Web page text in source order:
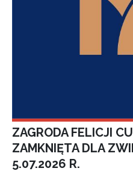
ZAGRODA FELICJI
ZAMKNIĘTA DLA
5.07.2026 R.